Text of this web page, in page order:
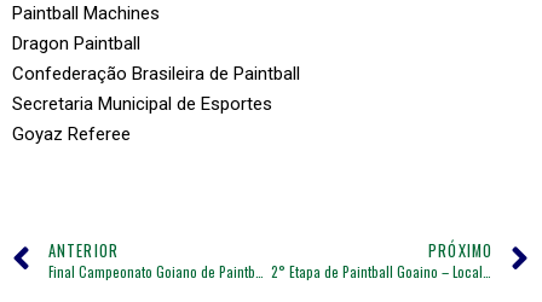
Paintball Machines
Dragon Paintball
Confederação Brasileira de Paintball
Secretaria Municipal de Esportes
Goyaz Referee
ANTERIOR PRÓXIMO